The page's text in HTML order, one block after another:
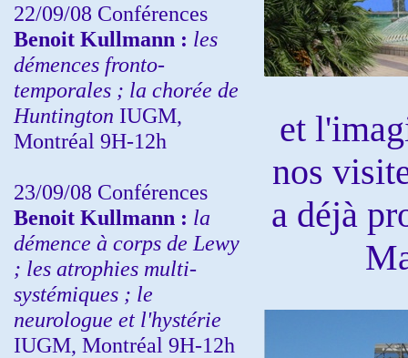
22/09/08 Conférences
Benoit Kullmann : les
démences fronto-
temporales ; la chorée de
Huntington IUGM,
Montréal 9H-12h
23/09/08 Conférences
Benoit Kullmann : la
démence à corps de Lewy
; les atrophies multi-
systémiques ; le
neurologue et l'hystérie
IUGM, Montréal 9H-12h
et
nos
a déjà